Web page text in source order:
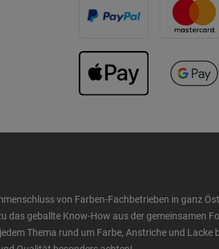
von Farben-Fachbetrieben in ganz
das geballte Know-How aus der gemeinsamen
Thema rund um Farbe, Anstriche und Lacke